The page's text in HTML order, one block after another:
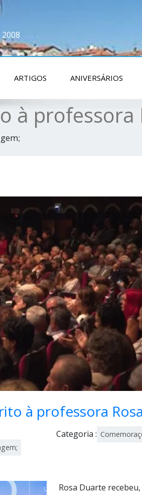
ARTIGOS ANIVERSÁRIOS
à professora
à professora
Categoria :
Rosa Duarte